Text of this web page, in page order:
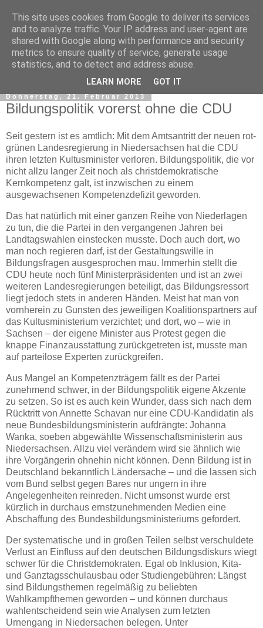
Donnerstag, 21. Februar 2013
Bildungspolitik vorerst ohne die CDU
Seit gestern ist es amtlich: Mit dem Amtsantritt der neuen rot-
grünen Landesregierung in Niedersachsen hat die CDU
ihren letzten Kultusminister verloren. Bildungspolitik, die vor
nicht allzu langer Zeit noch als christdemokratische
Kernkompetenz galt, ist inzwischen zu einem
ausgewachsenen Kompetenzdefizit geworden.
Das hat natürlich mit einer ganzen Reihe von Niederlagen
zu tun, die die Partei in den vergangenen Jahren bei
Landtagswahlen einstecken musste. Doch auch dort, wo
man noch regieren darf, ist der Gestaltungswille in
Bildungsfragen ausgesprochen mau. Immerhin stellt die
CDU heute noch fünf Ministerpräsidenten und ist an zwei
weiteren Landesregierungen beteiligt, das Bildungsressort
liegt jedoch stets in anderen Händen. Meist hat man von
vornherein zu Gunsten des jeweiligen Koalitionspartners auf
das Kultusministerium verzichtet; und dort, wo – wie in
Sachsen – der eigene Minister aus Protest gegen die
knappe Finanzausstattung zurückgetreten ist, musste man
auf parteilose Experten zurückgreifen.
Aus Mangel an Kompetenzträgern fällt es der Partei
zunehmend schwer, in der Bildungspolitik eigene Akzente
zu setzen. So ist es auch kein Wunder, dass sich nach dem
Rücktritt von Annette Schavan nur eine CDU-Kandidatin als
neue Bundesbildungsministerin aufdrängte: Johanna
Wanka, soeben abgewählte Wissenschaftsministerin aus
Niedersachsen. Allzu viel verändern wird sie ähnlich wie
ihre Vorgängerin ohnehin nicht können. Denn Bildung ist in
Deutschland bekanntlich Ländersache – und die lassen sich
vom Bund selbst gegen Bares nur ungern in ihre
Angelegenheiten reinreden. Nicht umsonst wurde erst
kürzlich in durchaus ernstzunehmenden Medien eine
Abschaffung des Bundesbildungsministeriums gefordert.
Der systematische und in großen Teilen selbst verschuldete
Verlust an Einfluss auf den deutschen Bildungsdiskurs wiegt
schwer für die Christdemokraten. Egal ob Inklusion, Kita-
und Ganztagsschulausbau oder Studiengebühren: Längst
sind Bildungsthemen regelmäßig zu beliebten
Wahlkampfthemen geworden – und können durchaus
wahlentscheidend sein wie Analysen zum letzten
Urnengang in Niedersachen belegen. Unter
This site uses cookies from Google to deliver its services
and to analyze traffic. Your IP address and user-agent are
shared with Google along with performance and security
metrics to ensure quality of service, generate usage
statistics, and to detect and address abuse.
LEARN MORE GOT IT